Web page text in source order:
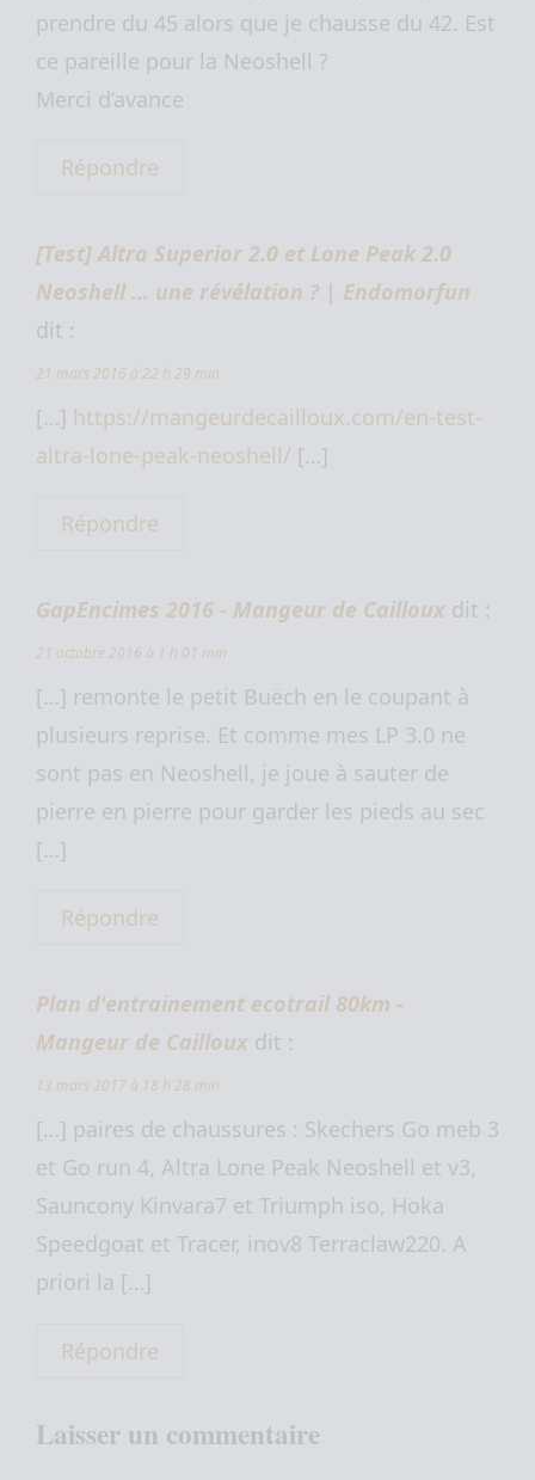
prendre du 45 alors que je chausse du 42. Est
ce pareille pour la Neoshell ?
Merci d’avance
Répondre
[Test] Altra Superior 2.0 et Lone Peak 2.0
Neoshell … une révélation ? | Endomorfun
dit :
21 mars 2016 à 22 h 29 min
[…] https://mangeurdecailloux.com/en-test-
altra-lone-peak-neoshell/ […]
Répondre
GapEncimes 2016 - Mangeur de Cailloux dit :
21 octobre 2016 à 1 h 01 min
[…] remonte le petit Buëch en le coupant à
plusieurs reprise. Et comme mes LP 3.0 ne
sont pas en Neoshell, je joue à sauter de
pierre en pierre pour garder les pieds au sec
[…]
Répondre
Plan d'entrainement ecotrail 80km -
Mangeur de Cailloux dit :
13 mars 2017 à 18 h 28 min
[…] paires de chaussures : Skechers Go meb 3
et Go run 4, Altra Lone Peak Neoshell et v3,
Sauncony Kinvara7 et Triumph iso, Hoka
Speedgoat et Tracer, inov8 Terraclaw220. A
priori la […]
Répondre
Laisser un commentaire